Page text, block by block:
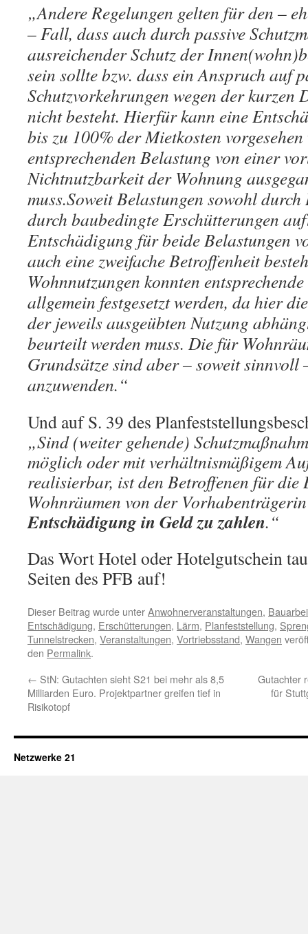
„Andere Regelungen gelten für den –
– Fall, dass auch durch passive
ausreichender Schutz der
sein sollte bzw. dass ein Anspruch auf
Schutzvorkehrungen wegen der kurzen
nicht besteht. Hierfür kann eine
bis zu 100% der Mietkosten
entsprechenden Belastung von einer
Nichtnutzbarkeit der Wohnung
muss.Soweit Belastungen sowohl
durch baubedingte Erschütterungen
Entschädigung für beide Belastungen
auch eine zweifache Betroffenheit
Wohnnutzungen konnten
allgemein festgesetzt werden, da hier
der jeweils ausgeübten Nutzung
beurteilt werden muss. Die für
Grundsätze sind aber – soweit sinnvoll
anzuwenden.“
Und auf S. 39 des
„Sind (weiter gehende)
möglich oder mit verhältnismäßigem
realisierbar, ist den Betroffenen für die
Wohnräumen von der
Entschädigung in Geld zu zahlen.“
Das Wort Hotel oder Hotelgutschein
Seiten des PFB auf!
Dieser Beitrag wurde unterAnwohnerveranstaltungen,
Entschädigung, Erschütterungen, Lärm, Planfeststellung,
Tunnelstrecken, Veranstaltungen, Vortriebsstand, Wangen
den Permalink.
← StN: Gutachten sieht S21 bei mehr als 8,5
Milliarden Euro. Projektpartner greifen tief in
Risikotopf
Gutachter
für
Netzwerke 21